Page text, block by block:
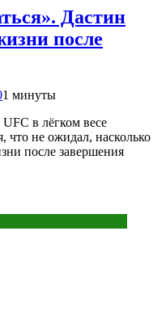
Дастин
после
1 минуты
в лёгком весе
что не ожидал, насколько
после завершения